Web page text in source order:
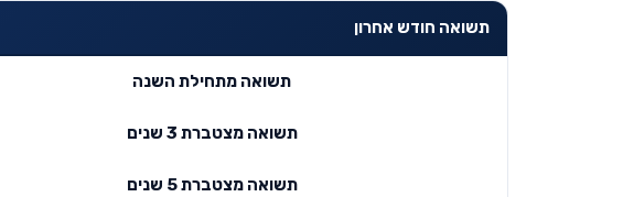
תשואה חודש אחרון
תשואה מתחילת השנה
תשואה מצטברת 3 שנים
תשואה מצטברת 5 שנים